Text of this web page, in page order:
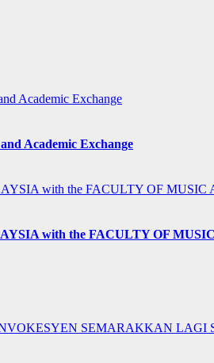
Academic Exchange
with the FACULTY OF